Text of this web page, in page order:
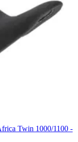
Twin 1000/1100 -